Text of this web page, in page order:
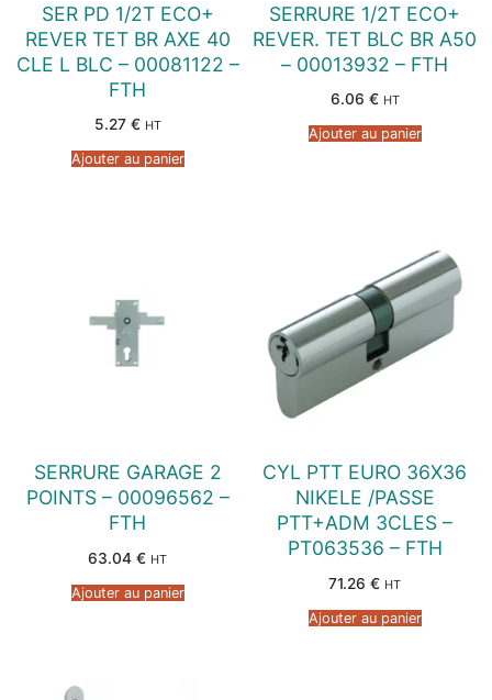
SER PD 1/2T ECO+
REVER TET BR AXE 40
CLE L BLC – 00081122 –
FTH
5.27 € HT
Ajouter au panier
SERRURE 1/2T ECO+
REVER. TET BLC BR A50
– 00013932 – FTH
6.06 € HT
Ajouter au panier
SERRURE GARAGE 2
POINTS – 00096562 –
FTH
63.04 € HT
Ajouter au panier
CYL PTT EURO 36X36
NIKELE /PASSE
PTT+ADM 3CLES –
PT063536 – FTH
71.26 € HT
Ajouter au panier